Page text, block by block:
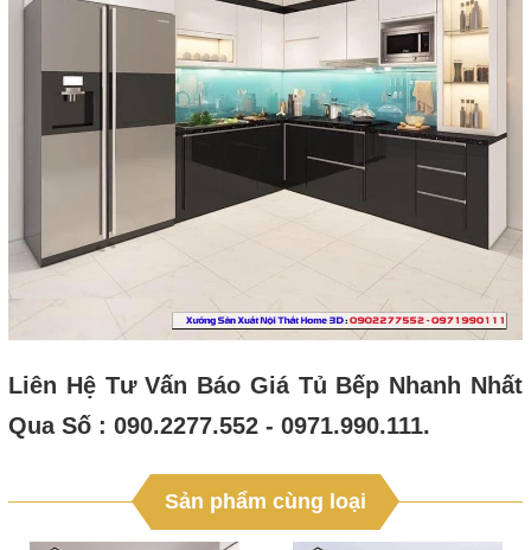
Liên Hệ Tư Vấn Báo Giá Tủ Bếp Nhanh Nhất
Qua Số : 090.2277.552 - 0971.990.111.
Sản phẩm cùng loại